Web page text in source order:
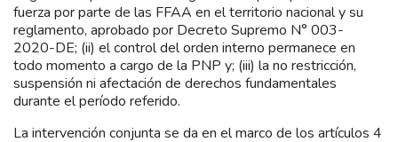
fuerza por parte de las FFAA en el territorio nacional y su
reglamento, aprobado por Decreto Supremo N° 003-
2020-DE; (ii) el control del orden interno permanece en
todo momento a cargo de la PNP y; (iii) la no restricción,
suspensión ni afectación de derechos fundamentales
durante el período referido.
La intervención conjunta se da en el marco de los artículos 4